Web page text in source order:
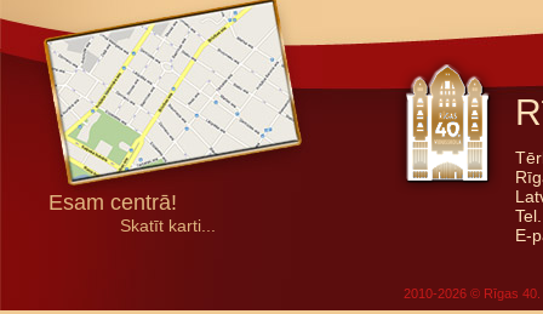
Esam centrā!
Skatīt karti...
E-
2010-2026 © Rīgas